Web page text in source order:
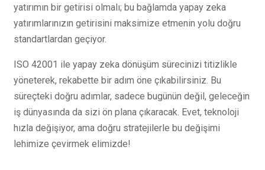
yatırımın bir getirisi olmalı; bu bağlamda yapay zeka
yatırımlarınızın getirisini maksimize etmenin yolu doğru
standartlardan geçiyor.
ISO 42001 ile yapay zeka dönüşüm sürecinizi titizlikle
yöneterek, rekabette bir adım öne çıkabilirsiniz. Bu
süreçteki doğru adımlar, sadece bugünün değil, geleceğin
iş dünyasında da sizi ön plana çıkaracak. Evet, teknoloji
hızla değişiyor, ama doğru stratejilerle bu değişimi
lehimize çevirmek elimizde!